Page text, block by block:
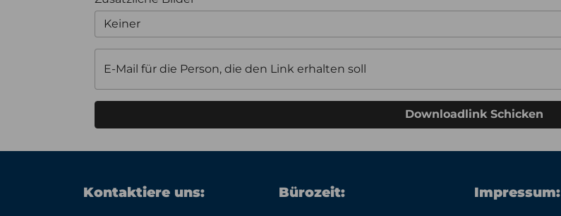
Keiner
E-Mail für die Person, die den Link erhalten soll
Downloadlink Schicken
Kontaktiere uns: Bürozeit: Impressum: